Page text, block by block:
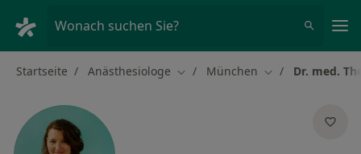
Wonach suchen Sie?
Startseite Anästhesiologe Stadt ändern
München Stadt ändern
Dr. med.